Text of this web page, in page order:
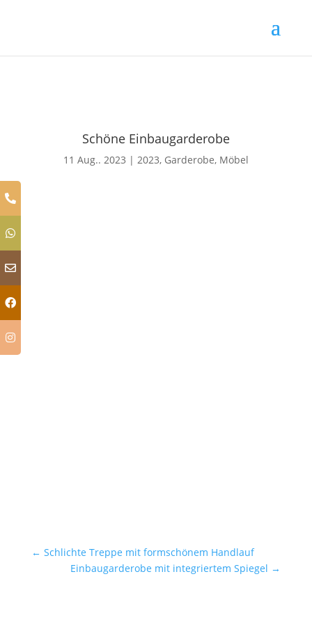
Schöne Einbaugarderobe
11 Aug.. 2023 | 2023, Garderobe, Möbel
← Schlichte Treppe mit formschönem Handlauf
Einbaugarderobe mit integriertem Spiegel →